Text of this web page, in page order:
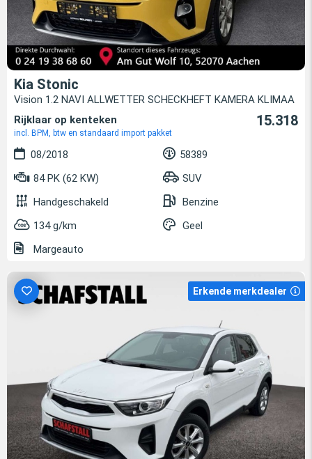
Kia Stonic
Vision 1.2 NAVI ALLWETTER SCHECKHEFT KAMERA KLIMAA
Rijklaar op kenteken
incl. BPM, btw en standaard import pakket
15.318
08/2018
58389
84 PK (62 KW)
SUV
Handgeschakeld
Benzine
134 g/km
Geel
Margeauto
Erkende merkdealer